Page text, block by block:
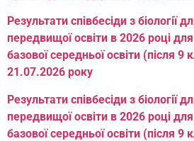
Результати співбесіди з біології
передвищої освіти в 2026 році
базової середньої освіти (після 9
21.07.2026 року
Результати співбесіди з біології
передвищої освіти в 2026 році
базової середньої освіти (після 9